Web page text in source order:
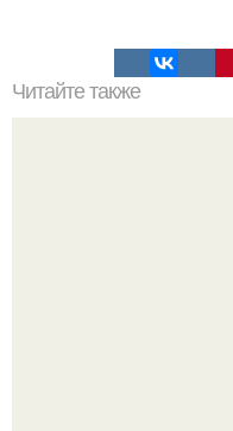
Читайте также